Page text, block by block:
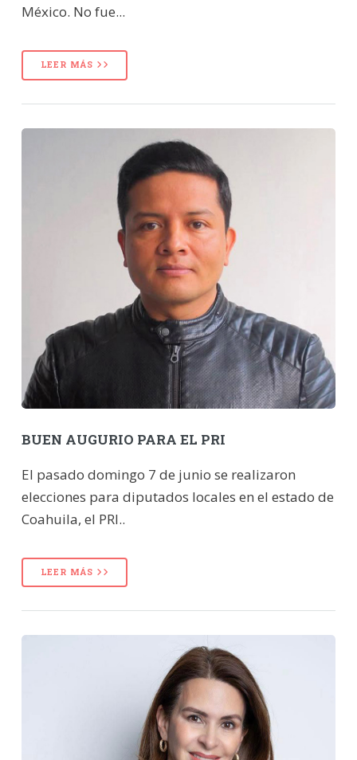
México. No fue...
LEER MÁS
BUEN AUGURIO PARA EL PRI
El pasado domingo 7 de junio se realizaron
elecciones para diputados locales en el estado de
Coahuila, el PRI..
LEER MÁS